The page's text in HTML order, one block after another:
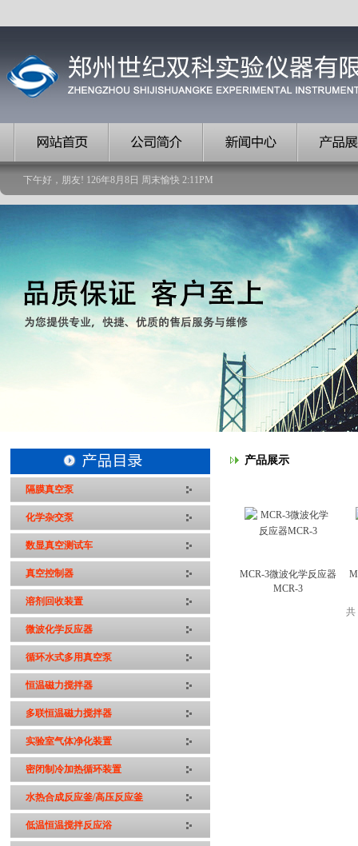
下午好，朋友! 126年8月 8 日 周末愉快 2:11 PM
隔膜真空泵
化学杂交泵
数显真空测试车
真空控制器
溶剂回收装置
微波化学反应器
循环水式多用真空泵
恒温磁力搅拌器
多联恒温磁力搅拌器
实验室气体净化装置
密闭制冷加热循环装置
水热合成反应釜/高压反应釜
低温恒温搅拌反应浴
产品展示
MCR-3微波化学反应器
MCR-3
共